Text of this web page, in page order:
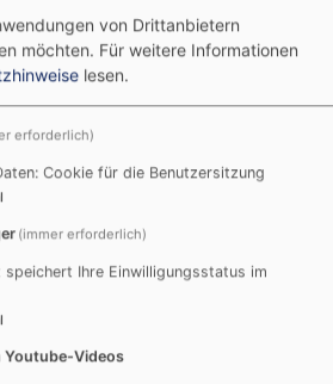
in der
der Veste
Uhr dürfen wir an
die Sommerfrische mit Gott
"Angegrillt"
von Drittanbietern
möchten. Für weitere Informationen
lesen.
erforderlich)
Cookie für die Benutzersitzung
(immer erforderlich)
speichert Ihre Einwilligungsstatus im
Youtube-Videos